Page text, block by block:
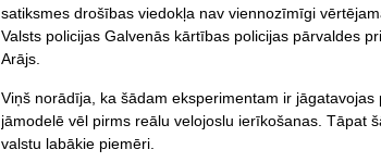
satiksmes drošības viedokļa nav viennozīmīgi
Valsts policijas Galvenās kārtības policijas pārvaldes
Arājs.
Viņš norādīja, ka šādam eksperimentam ir
jāmodelē vēl pirms reālu velojoslu ierīkošanas. Tāpat
valstu labākie piemēri.